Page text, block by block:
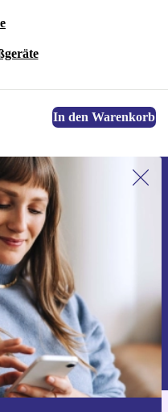
In den Warenkorb
anmelden,
mehr.
Daten findest